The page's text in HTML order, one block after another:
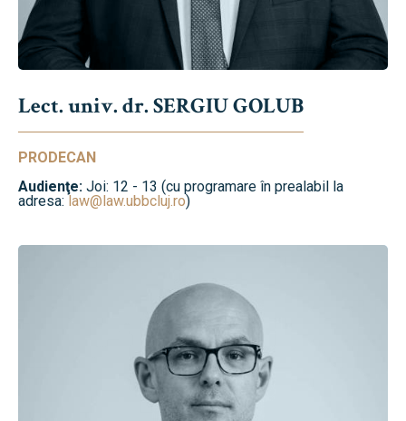
Lect. univ. dr. SERGIU GOLUB
PRODECAN
Audienţe: Joi: 12 - 13 (cu programare în prealabil la
adresa:law@law.ubbcluj.ro)